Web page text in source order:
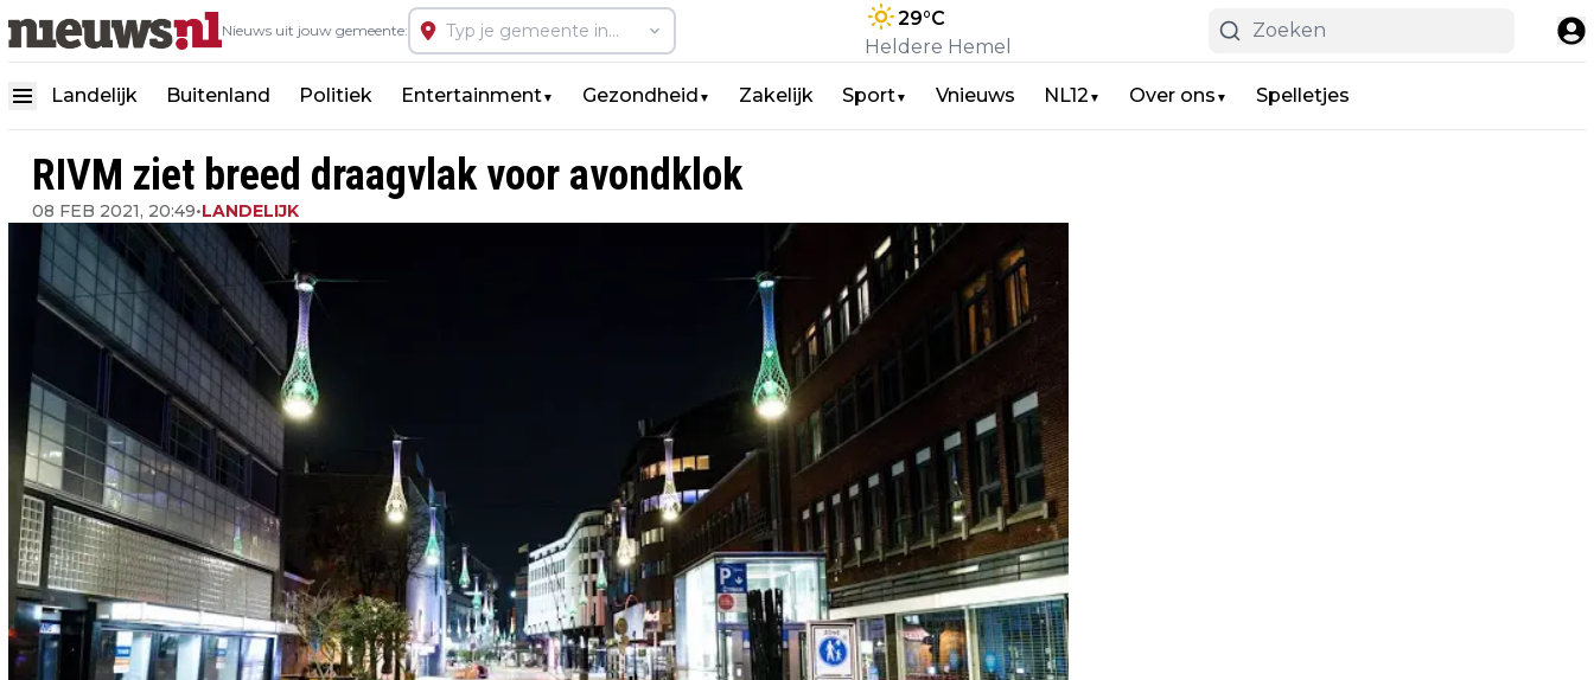
Nieuws uit jouw gemeente:
29°C
Heldere Hemel
Landelijk Buitenland Politiek Entertainment▼ Gezondheid ▼ Zakelijk Sport▼ Vnieuws NL12 ▼ Over ons ▼ Spelletjes
RIVM ziet breed draagvlak voor avondklok
08 FEB 2021, 20:49•LANDELIJK